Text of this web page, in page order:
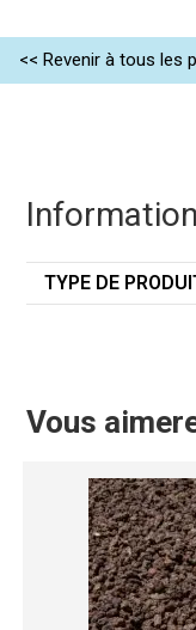
<< Revenir à tous les
TYPE DE
Vous